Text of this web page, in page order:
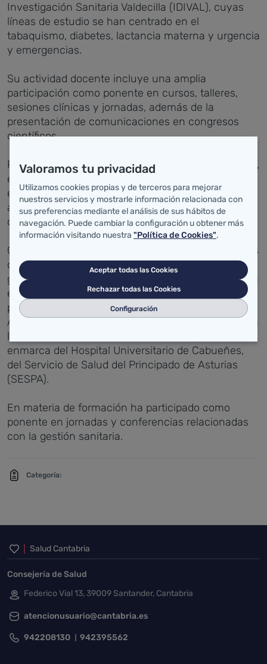
Investigación Sanitaria Valdecilla (IDIVAL), cuyas
líneas de estudio se han centrado en el
tabaquismo, diabetes, lactancia materna y urgencia
y emergencias.
Su actividad docente incluye una amplia
participación como ponente en cursos, talleres,
sesiones clínicas y jornadas, además de la
presentación de comunicaciones en congresos
científicos.
Por su parte, Pedro Herce es licenciado en derecho,
especialista universitario en gestión sanitaria,
experto profesional en planificación y
administración sanitaria, y diplomado en derecho
de empresa.
Cuenta con una importante experiencia en puestos
de gestión, habiendo ocupado el cargo de director
gerente en el Hospital Cruz Roja de Gijón, centro en
el que ha desarrollado buena parte de su actividad
profesional, y en el Hospital Cruz Roja de Córdoba.
Actualmente formaba parte de la asesoría jurídica a
la Dirección del Área de Salud V, en la que se
enmarca del Hospital Universitario de Cabueñes,
del Servicio de Salud del Principado de Asturias
(SESPA).
En materia de formación ha participado como
ponente en jornadas y conferencias relacionadas
con la gestión sanitaria.
Categoría:
Inicio del pie de página
Salud Cantabria
Consejería de Salud
Federico Vial 13, 39009 Santander, Cantabria
atencionusuario@cantabria.es
942208130 942395562
Valoramos tu privacidad
Utilizamos cookies propias y de terceros para mejorar
nuestros servicios y mostrarle información relacionada con
sus preferencias mediante el análisis de sus hábitos de
navegación. Puede cambiar la configuración u obtener más
información visitando nuestra "Política de Cookies".
Aceptar todas las Cookies
Rechazar todas las Cookies
Configuración